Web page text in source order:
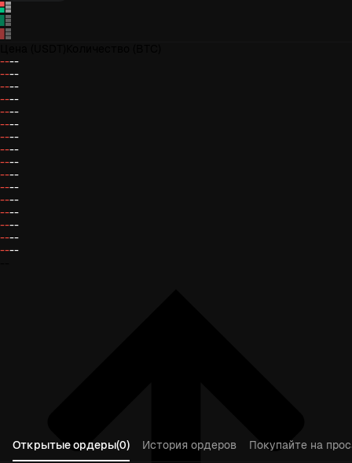
----
----
----
----
----
----
----
----
----
----
----
----
----
----
----
----
Открытые ордеры(0) История ордеров
Покупайте на